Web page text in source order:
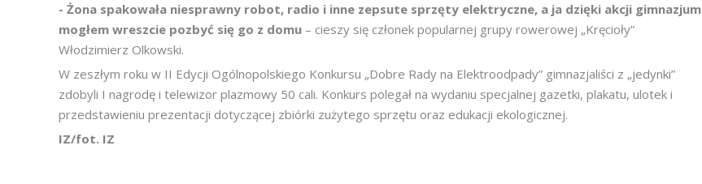
- Żona spakowała niesprawny robot, radio i inne zepsute sprzęty elektryczne, a ja dzięki akcji gimnazjum
mogłem wreszcie pozbyć się go z domu – cieszy się członek popularnej grupy rowerowej „Kręcioły”
Włodzimierz Olkowski.
W zeszłym roku w II Edycji Ogólnopolskiego Konkursu „Dobre Rady na Elektroodpady” gimnazjaliści z „jedynki”
zdobyli I nagrodę i telewizor plazmowy 50 cali. Konkurs polegał na wydaniu specjalnej gazetki, plakatu, ulotek i
przedstawieniu prezentacji dotyczącej zbiórki zużytego sprzętu oraz edukacji ekologicznej.
IZ/fot. IZ